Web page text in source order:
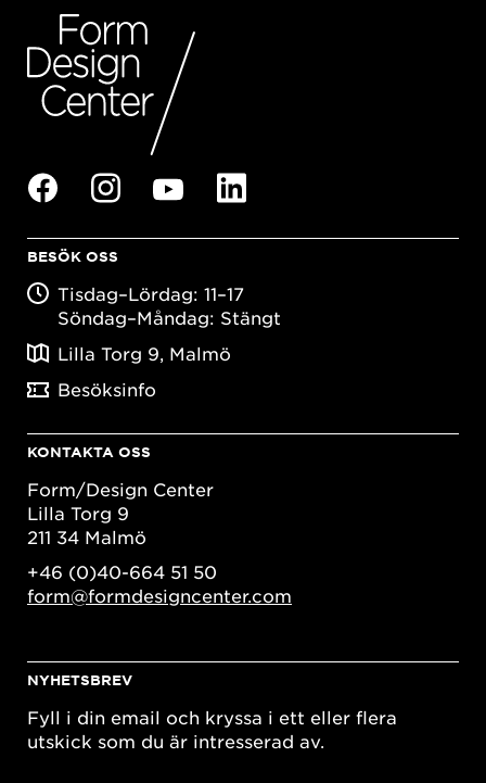
BESÖK OSS
Tisdag–Lördag: 11–17
Söndag–Måndag: Stängt
Lilla Torg 9, Malmö
Besöksinfo
KONTAKTA OSS
Form/Design Center
Lilla Torg 9
211 34 Malmö
+46 (0)40-664 51 50
form@formdesigncenter.com
NYHETSBREV
Fyll i din email och kryssa i ett eller flera
utskick som du är intresserad av.